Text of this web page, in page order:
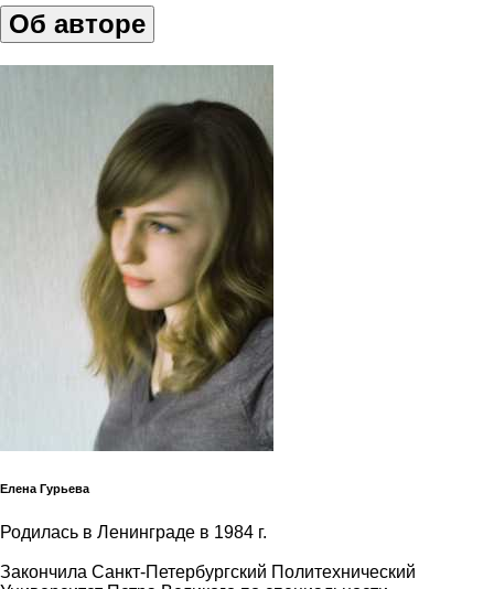
Об авторе
Елена Гурьева
Родилась в Ленинграде в 1984 г.
Закончила Санкт-Петербургский Политехнический